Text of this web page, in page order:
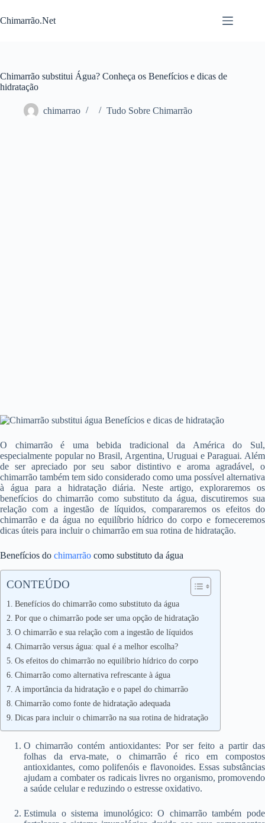
para
o
Chimarrão.Net
Chimarrão substitui Água? Conheça os Benefícios e dicas de
hidratação
chimarrao Tudo Sobre Chimarrão
O chimarrão é uma bebida tradicional da América do Sul,
especialmente popular no Brasil, Argentina, Uruguai e Paraguai. Além
de ser apreciado por seu sabor distintivo e aroma agradável, o
chimarrão também tem sido considerado como uma possível alternativa
à água para a hidratação diária. Neste artigo, exploraremos os
benefícios do chimarrão como substituto da água, discutiremos sua
relação com a ingestão de líquidos, compararemos os efeitos do
chimarrão e da água no equilíbrio hídrico do corpo e forneceremos
dicas úteis para incluir o chimarrão em sua rotina de hidratação.
Benefícios do chimarrão como substituto da água
CONTEÚDO
Benefícios do chimarrão como substituto da água
Por que o chimarrão pode ser uma opção de hidratação
O chimarrão e sua relação com a ingestão de líquidos
Chimarrão versus água: qual é a melhor escolha?
Os efeitos do chimarrão no equilíbrio hídrico do corpo
Chimarrão como alternativa refrescante à água
A importância da hidratação e o papel do chimarrão
Chimarrão como fonte de hidratação adequada
Dicas para incluir o chimarrão na sua rotina de hidratação
O chimarrão contém antioxidantes: Por ser feito a partir das
folhas da erva-mate, o chimarrão é rico em compostos
antioxidantes, como polifenóis e flavonoides. Essas substâncias
ajudam a combater os radicais livres no organismo, promovendo
a saúde celular e reduzindo o estresse oxidativo.
Estimula o sistema imunológico: O chimarrão também pode